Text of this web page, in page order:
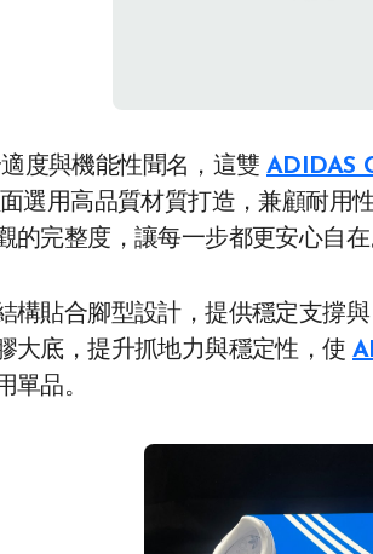
度與機能性聞名，這雙 ADIDAS
選用高品質材質打造，兼顧耐用
的完整度，讓每一步都更安心自在
構貼合腳型設計，提供穩定支撐
大底，提升抓地力與穩定性，使
單品。